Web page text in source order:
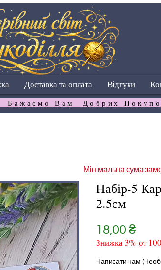
Доставка та оплата Відгуки
Бажаємо Вам  Добрих
Набір-5
2.5см
18,00 ₴Ціна
Знижка 3%-от
Написати нам
Мінімальна сума